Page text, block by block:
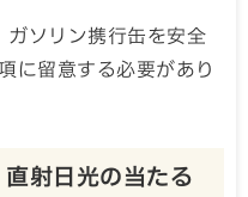
ガソリン携行缶を安全
に留意する必要があり
射日光の当たる